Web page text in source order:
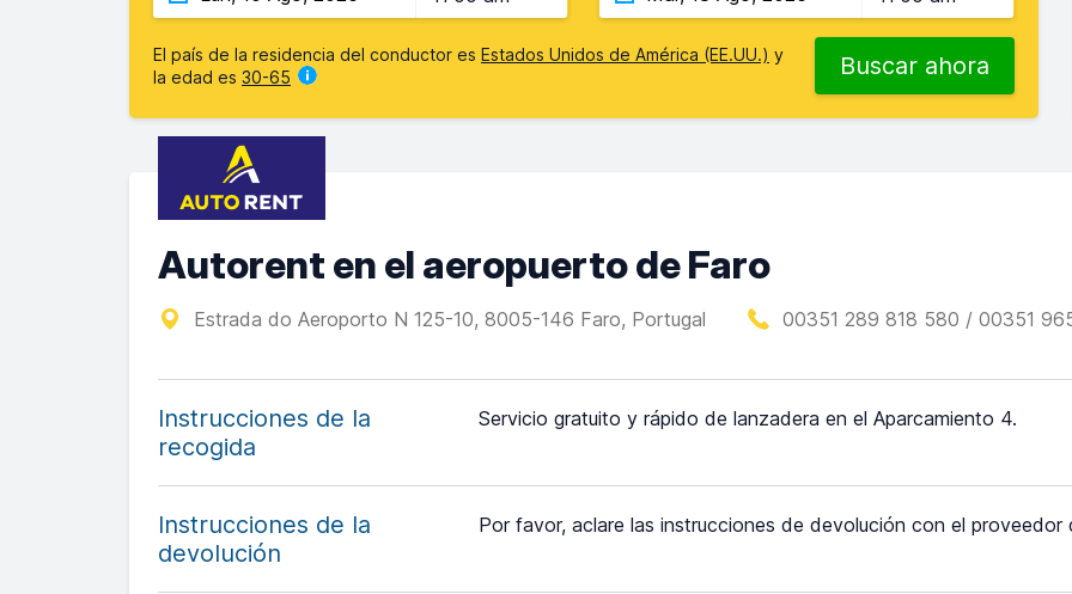
El país de la residencia del conductor es Estados Unidos de América (EE.UU.) y
la edad es 30-65 Buscar ahora
Autorent en el aeropuerto de Faro
Estrada do Aeroporto N 125-10, 8005-146 Faro, Portugal 00351 289 818 580 / 00351
Instrucciones de la
recogida
Servicio gratuito y rápido de lanzadera en el Aparcamiento 4.
Instrucciones de la
devolución
Por favor, aclare las instrucciones de devolución con el